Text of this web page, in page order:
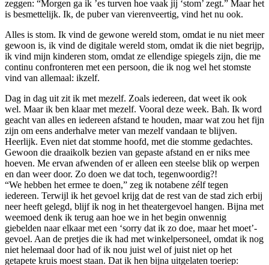
zeggen: “Morgen ga ik ’es turven hoe vaak jij ‘stom’ zegt.” Maar het
is besmettelijk. Ik, de puber van vierenveertig, vind het nu ook.
Alles is stom. Ik vind de gewone wereld stom, omdat ie nu niet meer
gewoon is, ik vind de digitale wereld stom, omdat ik die niet begrijp,
ik vind mijn kinderen stom, omdat ze ellendige spiegels zijn, die me
continu confronteren met een persoon, die ik nog wel het stomste
vind van allemaal: ikzelf.
Dag in dag uit zit ik met mezelf. Zoals iedereen, dat weet ik ook
wel. Maar ik ben klaar met mezelf. Vooral deze week. Bah. Ik word
geacht van alles en iedereen afstand te houden, maar wat zou het fijn
zijn om eens anderhalve meter van mezelf vandaan te blijven.
Heerlijk. Even niet dat stomme hoofd, met die stomme gedachtes.
Gewoon die draaikolk bezien van gepaste afstand en er niks mee
hoeven. Me ervan afwenden of er alleen een steelse blik op werpen
en dan weer door. Zo doen we dat toch, tegenwoordig?!
“We hebben het ermee te doen,” zeg ik notabene zélf tegen
iedereen. Terwijl ik het gevoel krijg dat de rest van de stad zich erbij
neer heeft gelegd, blijf ik nog in het theatergevoel hangen. Bijna met
weemoed denk ik terug aan hoe we in het begin onwennig
giebelden naar elkaar met een ‘sorry dat ik zo doe, maar het moet’-
gevoel. Aan de pretjes die ik had met winkelpersoneel, omdat ik nog
niet helemaal door had of ik nou juist wel of juist niet op het
getapete kruis moest staan. Dat ik hen bijna uitgelaten toeriep: